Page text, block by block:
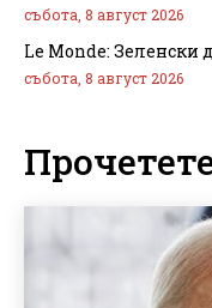
събота, 8 август 2026
Le Monde: Зеленски
събота, 8 август 2026